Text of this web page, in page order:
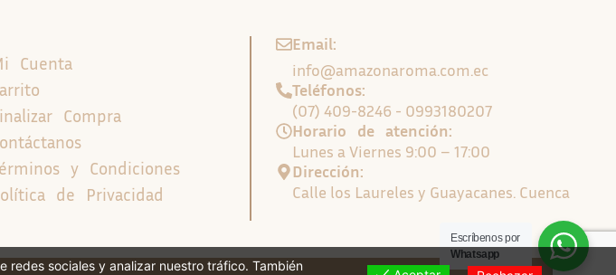
Cuenta
Compra
y Condiciones
de Privacidad
Email:
info@amazonaroma.com.ec
Teléfonos:
(07) 409-8246 - 0993180207
Horario de atención:
Lunes a Viernes 9:00 – 17:00
Dirección:
Calle los Laureles y Guayacanes. Cuenca
redes sociales y analizar nuestro tráfico. También
Escríbenos por
Whatsapp